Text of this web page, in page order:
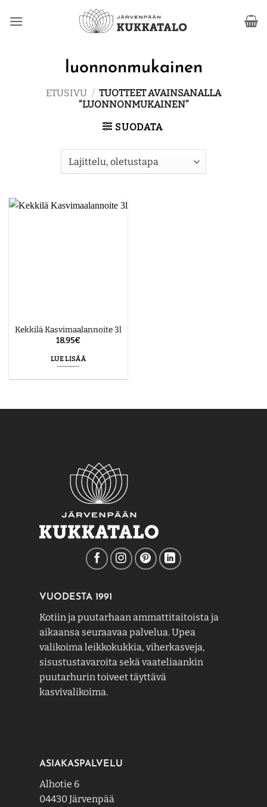
luonnonmukainen
ETUSIVU / TUOTTEET AVAINSANALLA
“LUONNONMUKAINEN”
SUODATA
Kekkilä Kasvimaalannoite 3l
18.95€
LUE LISÄÄ
VUODESTA 1991
Kotiin ja puutarhaan ammattitaitoista ja
aikaansa seuraavaa palvelua. Upea
valikoima leikkokukkia, viherkasveja,
sisustustavaroita sekä vaateliaankin
puutarhurin toiveet täyttävä
kasvivalikoima.
ASIAKASPALVELU
Alhotie 6
04430 Järvenpää